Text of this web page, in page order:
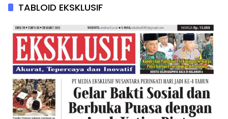
TABLOID EKSKLUSIF